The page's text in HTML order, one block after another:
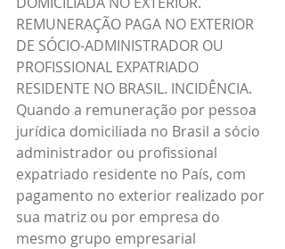
REMUNERAÇÃO PAGA NO EXTERIOR
DE SÓCIO-ADMINISTRADOR OU
PROFISSIONAL EXPATRIADO
RESIDENTE NO BRASIL. INCIDÊNCIA.
Quando a remuneração por pessoa
jurídica domiciliada no Brasil a sócio
administrador ou profissional
expatriado residente no País, com
pagamento no exterior realizado por
sua matriz ou por empresa do
mesmo grupo empresarial